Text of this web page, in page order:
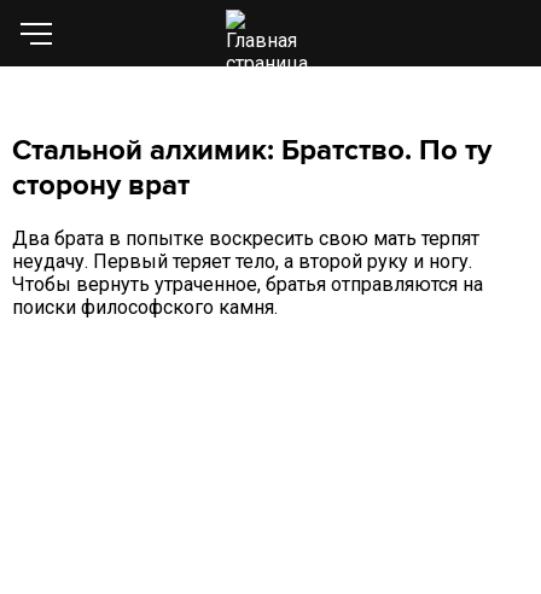
Стальной алхимик: Братство. По ту
сторону врат
Два брата в попытке воскресить свою мать терпят
неудачу. Первый теряет тело, а второй руку и ногу.
Чтобы вернуть утраченное, братья отправляются на
поиски философского камня.